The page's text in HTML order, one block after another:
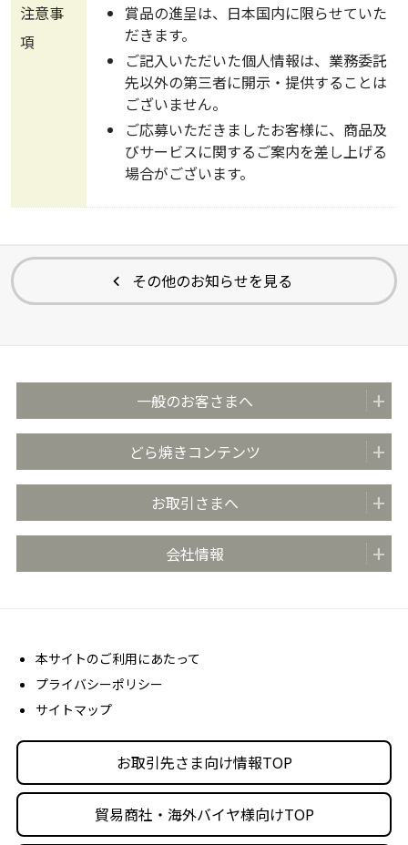
注意事
項
賞品の進呈は、日本国内に限らせていた
だきます。
ご記入いただいた個人情報は、業務委託
先以外の第三者に開示・提供することは
ございません。
ご応募いただきましたお客様に、商品及
びサービスに関するご案内を差し上げる
場合がございます。
その他のお知らせを見る
一般のお客さまへ
全国の販売店
おいしさのこだわり
安心・安全の取り組み
どら焼きコンテンツ
どらやきのまち米子
どらやきの日 (4月4日)
お取引さまへ
お取引先さま向け情報TOP
商品カタログ
会社情報
経営理念
沿革
丸京の事業体
人材育成・社会活動
本サイトのご利用にあたって
プライバシーポリシー
サイトマップ
お取引先さま向け情報TOP
貿易商社・海外バイヤ様向けTOP